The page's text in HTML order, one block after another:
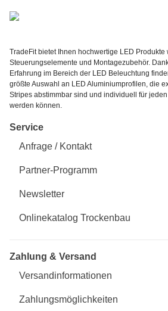
TradeFit bietet Ihnen hochwertige LED Produkte
Steuerungselemente und Montagezubehör.
Erfahrung im Bereich der LED Beleuchtung
größte Auswahl an LED Aluminiumprofilen, die
Stripes abstimmbar sind und individuell für
werden können.
Service
Anfrage / Kontakt
Partner-Programm
Newsletter
Onlinekatalog Trockenbau
Zahlung & Versand
Versandinformationen
Zahlungsmöglichkeiten